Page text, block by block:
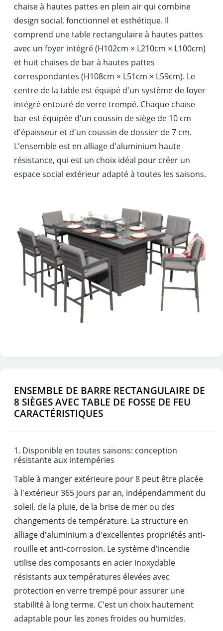
chaise à hautes pattes en plein air qui combine
design social, fonctionnel et esthétique. Il
comprend une table rectangulaire à hautes pattes
avec un foyer intégré (H102cm × L210cm × L100cm)
et huit chaises de bar à hautes pattes
correspondantes (H108cm × L51cm × L59cm). Le
centre de la table est équipé d'un système de foyer
intégré entouré de verre trempé. Chaque chaise
bar est équipée d'un coussin de siège de 10 cm
d'épaisseur et d'un coussin de dossier de 7 cm.
L'ensemble est en alliage d'aluminium haute
résistance, qui est un choix idéal pour créer un
espace social extérieur adapté à toutes les saisons.
ENSEMBLE DE BARRE RECTANGULAIRE DE
8 SIÈGES AVEC TABLE DE FOSSE DE FEU
CARACTÉRISTIQUES
1. Disponible en toutes saisons: conception
résistante aux intempéries
Table à manger extérieure pour 8 peut être placée
à l'extérieur 365 jours par an, indépendamment du
soleil, de la pluie, de la brise de mer ou des
changements de température. La structure en
alliage d'aluminium a d'excellentes propriétés anti-
rouille et anti-corrosion. Le système d'incendie
utilise des composants en acier inoxydable
résistants aux températures élevées avec
protection en verre trempé pour assurer une
stabilité à long terme. C'est un choix hautement
adaptable pour les zones froides ou humides.